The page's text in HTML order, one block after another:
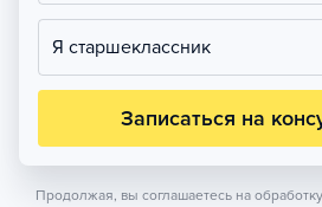
Я старшеклассник
Записаться на
Продолжая, вы соглашаетесь на